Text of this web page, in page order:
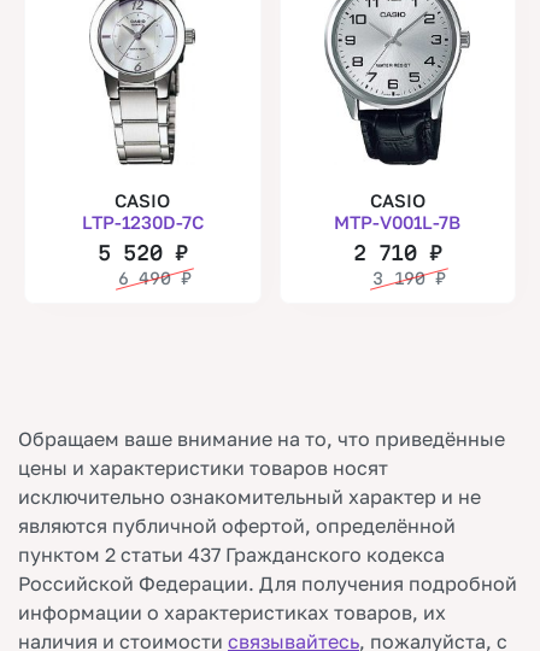
CASIO
LTP-1230D-7C
5 520 ₽
6 490₽
CASIO
MTP-V001L-7B
2 710₽
3 190₽
Обращаем ваше внимание на то, что приведённые
цены и характеристики товаров носят
исключительно ознакомительный характер и не
являются публичной офертой, определённой
пунктом 2 статьи 437 Гражданского кодекса
Российской Федерации. Для получения подробной
информации о характеристиках товаров, их
наличия и стоимости связывайтесь, пожалуйста, с